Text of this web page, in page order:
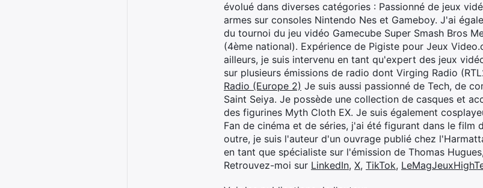
évolué dans diverses catégories : Passionné de jeux
armes sur consoles Nintendo Nes et Gameboy. J'ai
du tournoi du jeu vidéo Gamecube Super Smash Bros
(4ème national). Expérience de Pigiste pour Jeux
ailleurs, je suis intervenu en tant qu'expert des jeux
sur plusieurs émissions de radio dont Virging Radio
Radio (Europe 2) Je suis aussi passionné de Tech, de
Saint Seiya. Je possède une collection de casques et
des figurines Myth Cloth EX. Je suis également
Fan de cinéma et de séries, j'ai été figurant dans le film
outre, je suis l'auteur d'un ouvrage publié chez
en tant que spécialiste sur l'émission de Thomas
Retrouvez-moi sur LinkedIn, X, TikTok,